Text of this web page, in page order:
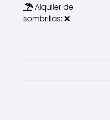
Alquiler de
sombrillas: ❌